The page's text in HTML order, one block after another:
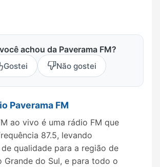
achou da Paverama FM?
Gostei Não gostei
Paverama FM
ao vivo é uma rádio FM que
87.5, levando
qualidade para a região de
Grande do Sul, e para todo o